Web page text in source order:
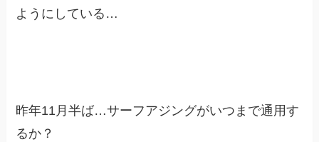
ようにしている…
昨年11月半ば…サーフアジングがいつまで通用す
るか？